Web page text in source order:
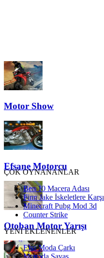
Motor Show
Efsane Motorcu
Otoban Motor Yarışı
ÇOK OYNANANLAR
Ben 10 Macera Adası
Finn Jake İskeletlere Karşı
Minecraft Pubg Mod 3d
Counter Strike
YENİ EKLENENLER
Elsa Moda Çarkı
Metroda Savaş